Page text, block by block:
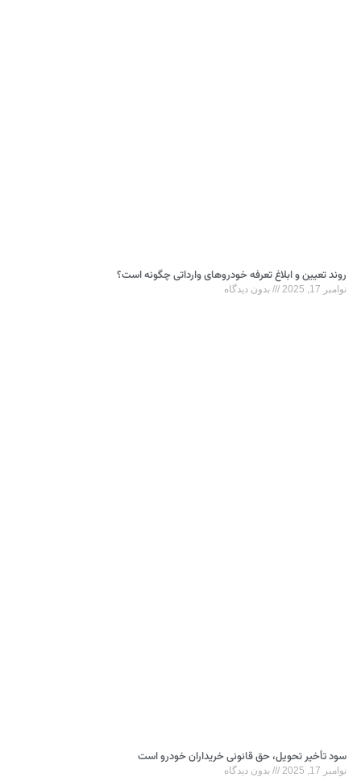
روند تعیین و ابلاغ تعرفه‌ خودروهای وارداتی چگونه است؟
نوامبر 17, 2025 بدون دیدگاه
سود تأخیر تحویل، حق قانونی خریداران خودرو است
نوامبر 17, 2025 بدون دیدگاه